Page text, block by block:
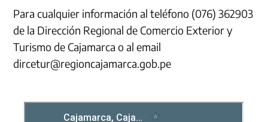
Para cualquier información al teléfono (076) 362903
de la Dirección Regional de Comercio Exterior y
Turismo de Cajamarca o al email
dircetur@regioncajamarca.gob.pe